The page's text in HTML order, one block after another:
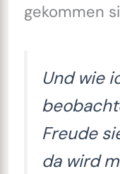
gekommen
Und wie
Freude
da wird